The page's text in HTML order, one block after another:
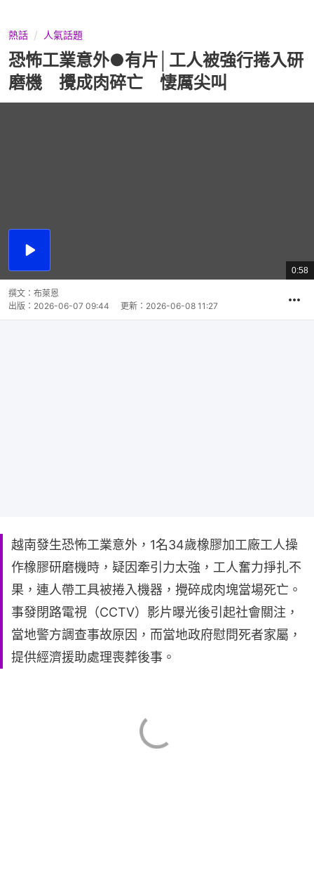
熱話 人氣話題
恐怖工業意外●有片│工人被強行捲入研
磨機 攪成肉碎亡 悽厲尖叫
播
總
共
0:58
撰文： 布萊恩
出版： 2026-06-07 09:44 更新： 2026-06-08 11:27
越南發生恐怖工業意外，1名34歲橡膠加工廠工人操
作橡膠研磨機時，疑因牽引力太強，工人奮力掙扎不
果，連人帶工具被捲入機器，攪碎成肉塊當場死亡。
事發閉路電視（CCTV）影片曝光後引起社會關注，
當地警方調查事故原因，而當地政府慰問死者家屬，
提供經濟援助處理喪葬後事。